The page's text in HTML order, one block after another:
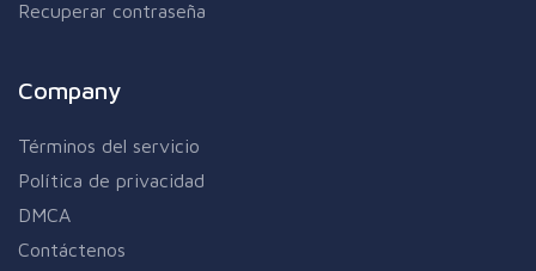
Recuperar contraseña
Company
Términos del servicio
Política de privacidad
DMCA
Contáctenos